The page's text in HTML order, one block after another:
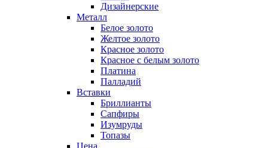
Дизайнерские
Металл
Белое золото
Желтое золото
Красное золото
Красное с белым золото
Платина
Палладий
Вставки
Бриллианты
Сапфиры
Изумруды
Топазы
Цена